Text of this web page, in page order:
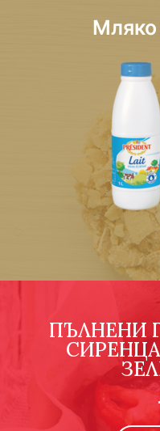
Мляко
ПЪЛНЕНИ
СИРЕНЦА